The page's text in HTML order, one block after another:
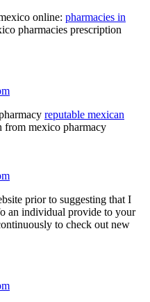
online: pharmacies in
pharmacies prescription
reputable mexican
from mexico pharmacy
prior to suggesting that I
an individual provide to your
to check out new